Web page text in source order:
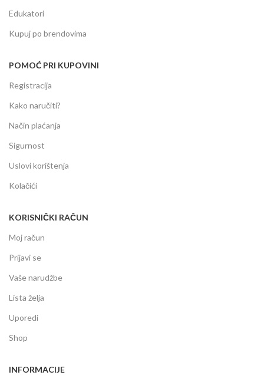
Edukatori
Kupuj po brendovima
POMOĆ PRI KUPOVINI
Registracija
Kako naručiti?
Način plaćanja
Sigurnost
Uslovi korištenja
Kolačići
KORISNIČKI RAČUN
Moj račun
Prijavi se
Vaše narudžbe
Lista želja
Uporedi
Shop
INFORMACIJE